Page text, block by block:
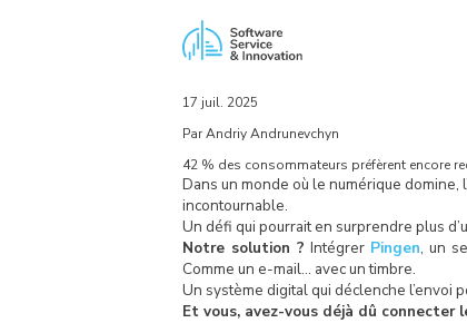
17 juil. 2025
Par Andriy Andrunevchyn
42 % des consommateurs préfèrent encore
Dans un monde où le numérique
incontournable.
Un défi qui pourrait en surprendre plus
Notre solution ? Intégrer Pingen, un
Comme un e-mail… avec un timbre.
Un système digital qui déclenche l’envoi
Et vous, avez-vous déjà dû